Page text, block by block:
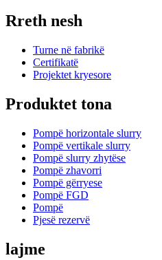
Rreth nesh
Turne në fabrikë
Certifikatë
Projektet kryesore
Produktet tona
Pompë horizontale slurry
Pompë vertikale slurry
Pompë slurry zhytëse
Pompë zhavorri
Pompë gërryese
Pompë FGD
Pompë
Pjesë rezervë
lajme